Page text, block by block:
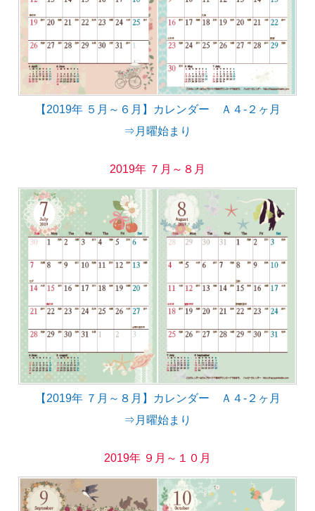
【2019年 ５月～６月】カレンダー Ａ４-２ヶ月
⇒月曜始まり
2019年 ７月～８月
【2019年 ７月～８月】カレンダー Ａ４-２ヶ月
⇒月曜始まり
2019年 ９月～１０月